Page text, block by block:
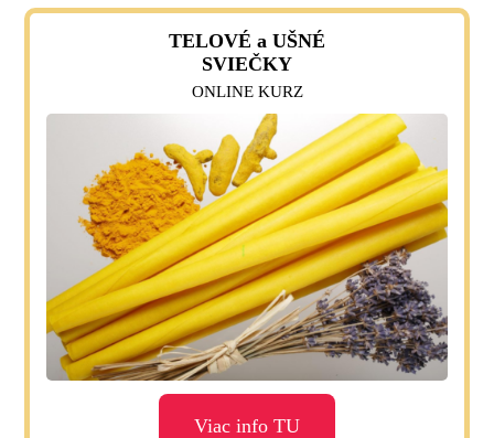
TELOVÉ a UŠNÉ
SVIEČKY
ONLINE KURZ
Viac info TU